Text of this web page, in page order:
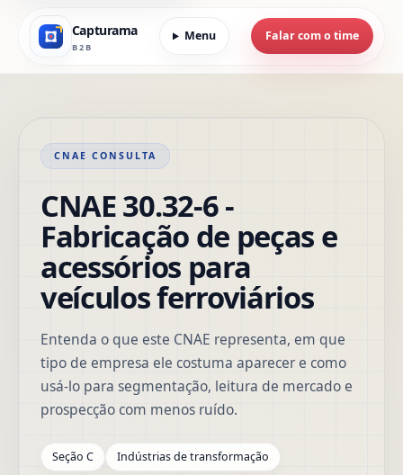
Capturama
B2B
Menu Falar com o time
CNAE CONSULTA
CNAE 30.32-6 -
Fabricação de peças e
acessórios para
veículos ferroviários
Entenda o que este CNAE representa, em que
tipo de empresa ele costuma aparecer e como
usá-lo para segmentação, leitura de mercado e
prospecção com menos ruído.
Seção C Indústrias de transformação